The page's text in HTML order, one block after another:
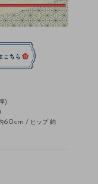
)
60cm / ヒップ 約